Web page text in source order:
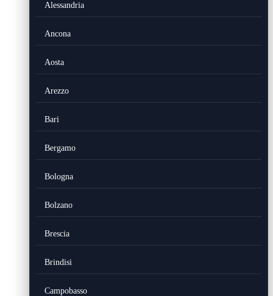
Alessandria
Ancona
Aosta
Arezzo
Bari
Bergamo
Bologna
Bolzano
Brescia
Brindisi
Campobasso